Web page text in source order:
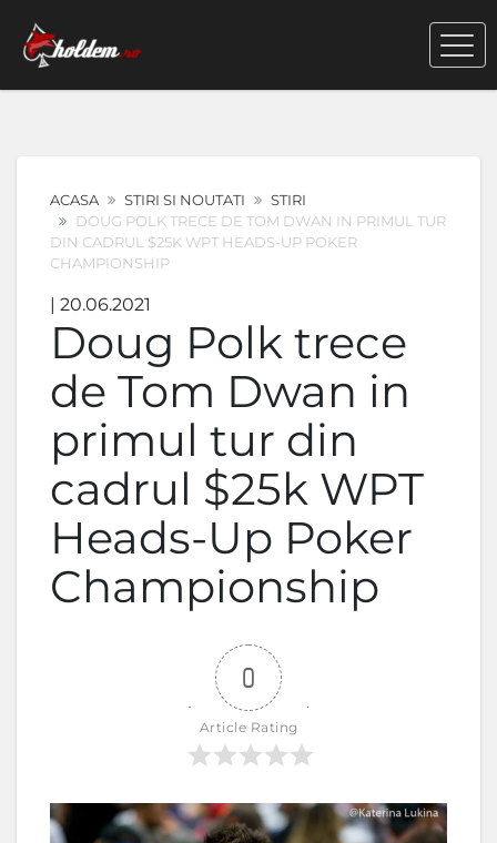
ACASA STIRI SI NOUTATI
STIRI
DOUG POLK TRECE DE TOM DWAN IN PRIMUL TUR
DIN CADRUL $25K WPT HEADS-UP POKER
CHAMPIONSHIP
| 20.06.2021
Doug Polk trece
de Tom Dwan in
primul tur din
cadrul $25k WPT
Heads-Up Poker
Championship
0
Article Rating